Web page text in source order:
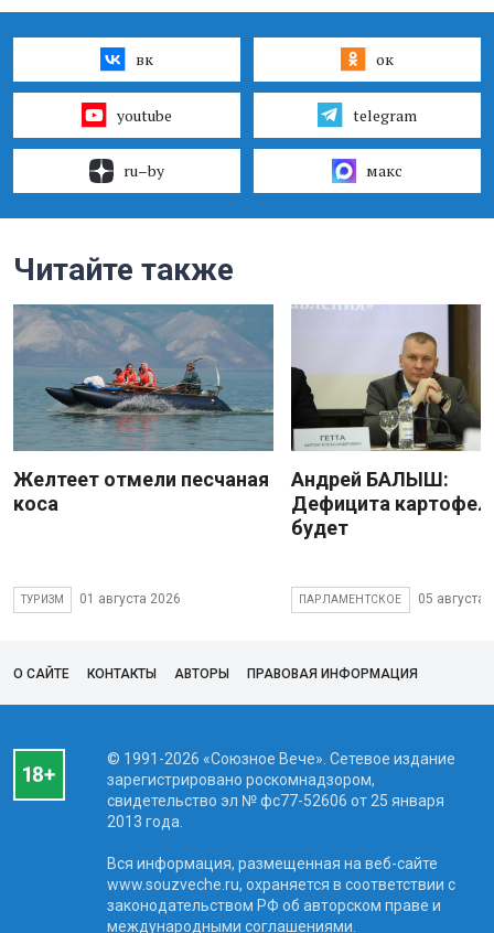
вк ок
youtube telegram
ru–by макс
Читайте также
Желтеет отмели песчаная
коса
ТУРИЗМ 01 августа 2026
Андрей БАЛЫШ:
Дефицита
будет
ПАРЛАМЕНТСКОЕ 05 августа
О САЙТЕ КОНТАКТЫ АВТОРЫ ПРАВОВАЯ ИНФОРМАЦИЯ
© 1991-2026 «Союзное Вече». Сетевое издание
зарегистрировано роскомнадзором,
свидетельство эл № фc77-52606 от 25 января
2013 года.
Вся информация, размещенная на веб-сайте
www.souzveche.ru, охраняется в соответствии с
законодательством РФ об авторском праве и
международными соглашениями.